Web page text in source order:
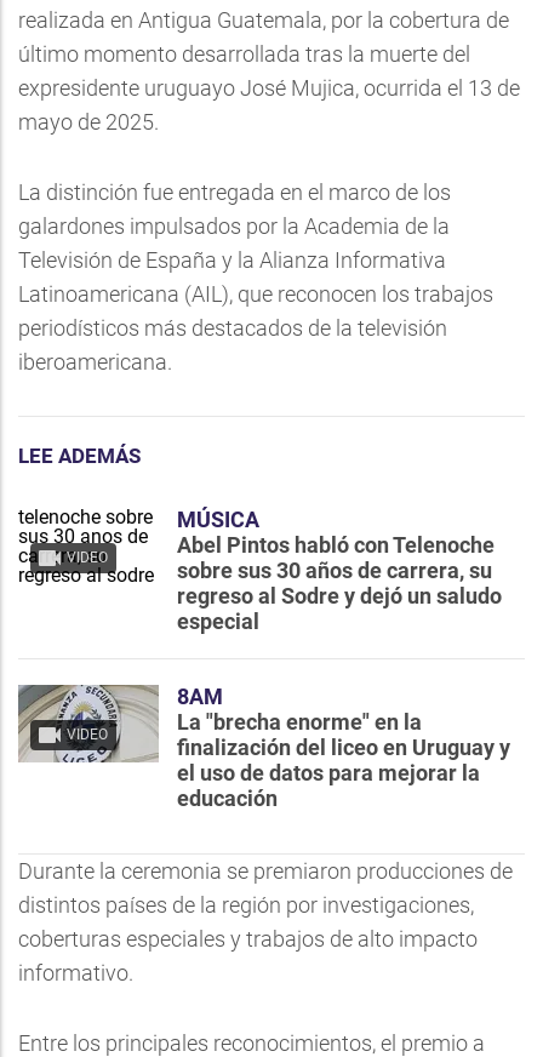
realizada en Antigua Guatemala, por la cobertura de
último momento desarrollada tras la muerte del
expresidente uruguayo José Mujica, ocurrida el 13 de
mayo de 2025.
La distinción fue entregada en el marco de los
galardones impulsados por la Academia de la
Televisión de España y la Alianza Informativa
Latinoamericana (AIL), que reconocen los trabajos
periodísticos más destacados de la televisión
iberoamericana.
LEE ADEMÁS
VIDEO
MÚSICA
Abel Pintos habló con Telenoche
sobre sus 30 años de carrera, su
regreso al Sodre y dejó un saludo
especial
VIDEO
8AM
La "brecha enorme" en la
finalización del liceo en Uruguay y
el uso de datos para mejorar la
educación
Durante la ceremonia se premiaron producciones de
distintos países de la región por investigaciones,
coberturas especiales y trabajos de alto impacto
informativo.
Entre los principales reconocimientos, el premio a